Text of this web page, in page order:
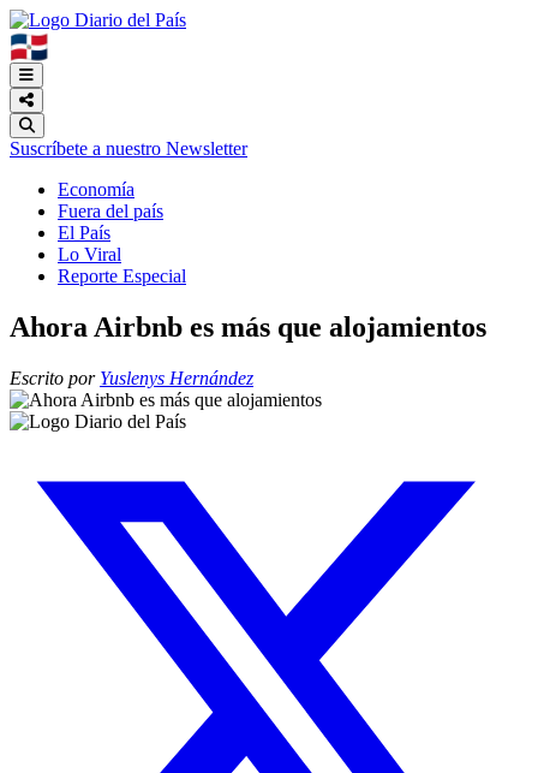
🇩🇴
Suscríbete a nuestro Newsletter
Economía
Fuera del país
El País
Lo Viral
Reporte Especial
Ahora Airbnb es más que alojamientos
Escrito por Yuslenys Hernández